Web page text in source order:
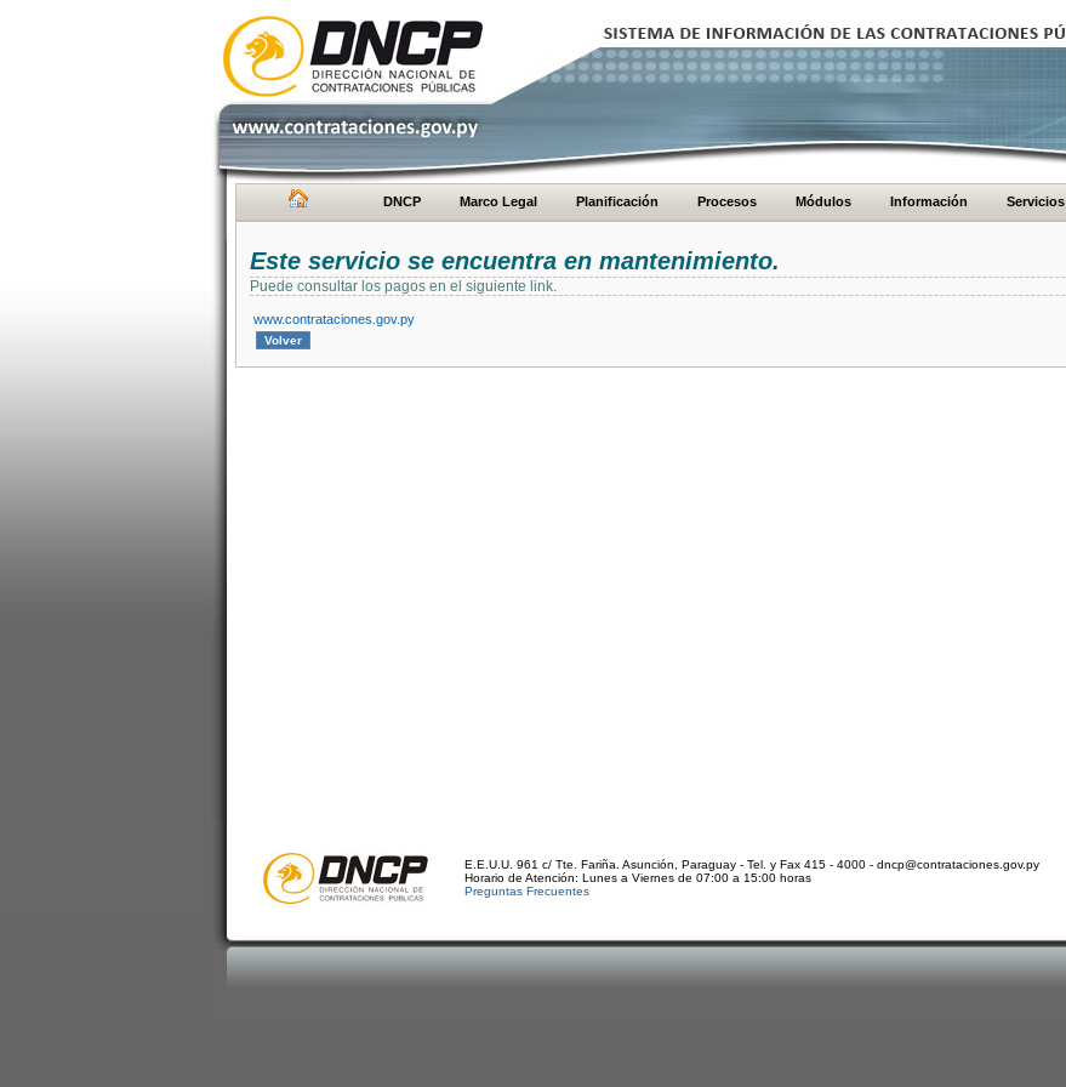
DNCP Marco Legal Planificación Procesos Módulos Información Servicios
Este servicio se encuentra en mantenimiento.
Puede consultar los pagos en el siguiente link.
www.contrataciones.gov.py
E.E.U.U. 961 c/ Tte. Fariña. Asunción, Paraguay - Tel. y Fax 415 - 4000 - dncp@contrataciones.gov.py
Horario de Atención: Lunes a Viernes de 07:00 a 15:00 horas
Preguntas Frecuentes